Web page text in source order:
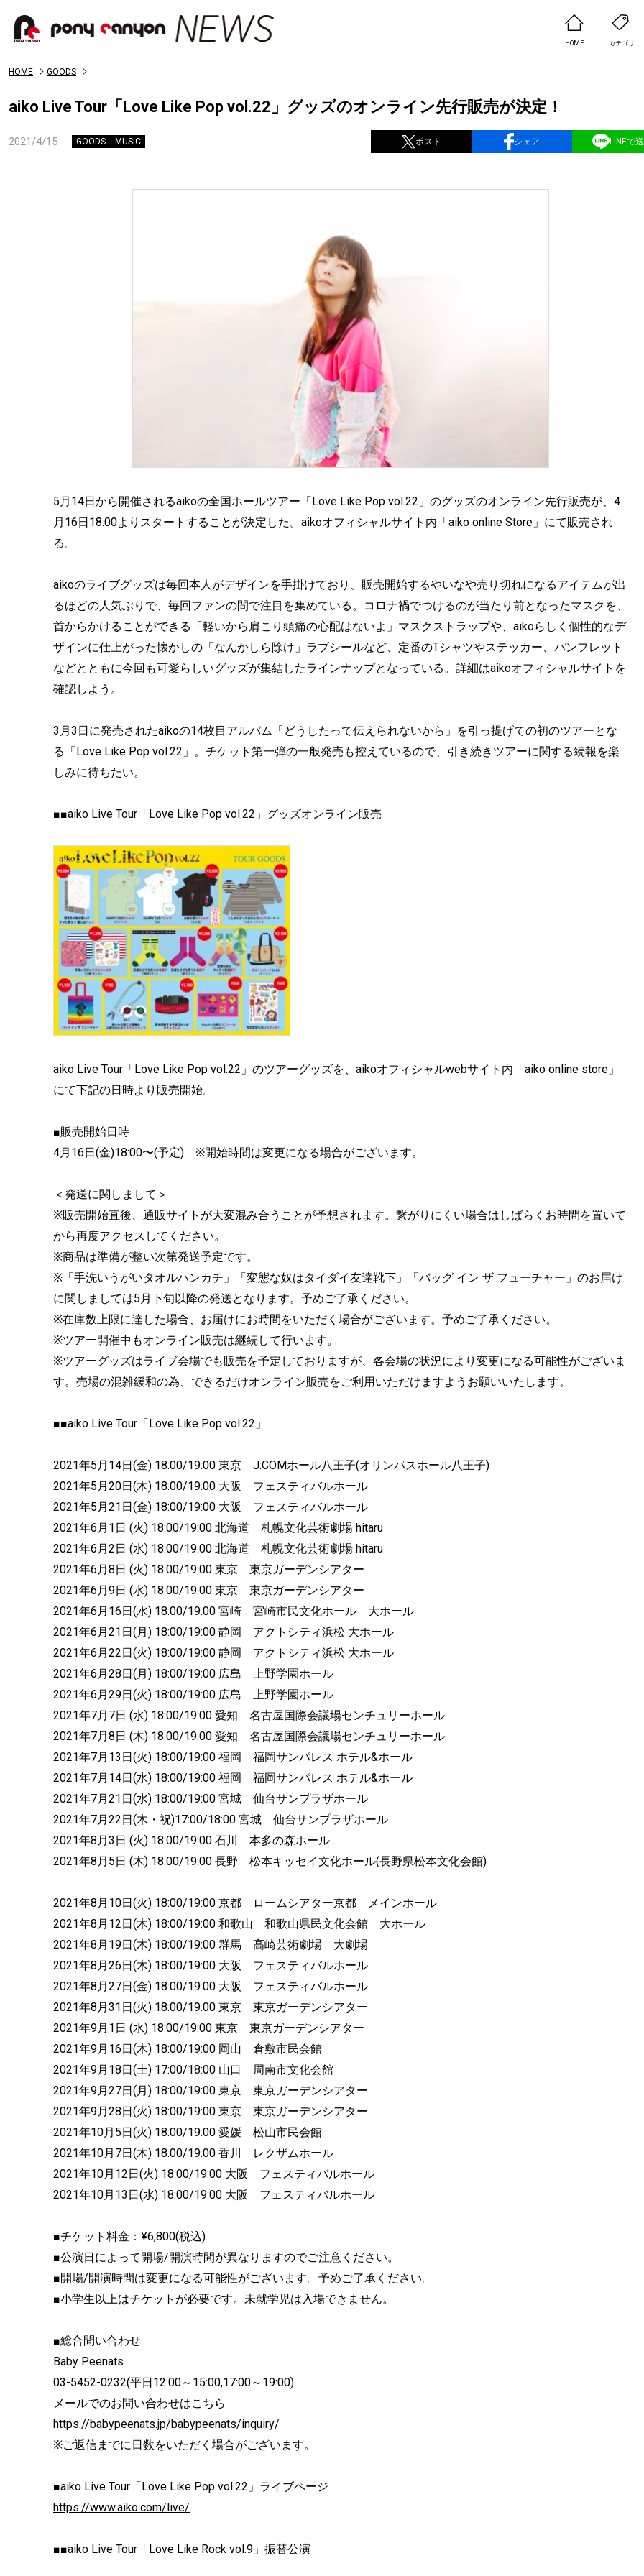
HOME カテゴリ
HOME GOODS
aiko Live Tour「Love Like Pop vol.22」グッズのオンライン先行販売が決定！
2021/4/15 GOODS MUSIC ポスト シェア LINEで
5月14日から開催されるaikoの全国ホールツアー「Love Like Pop vol.22」のグッズのオンライン先行販売が、4
月16日18:00よりスタートすることが決定した。aikoオフィシャルサイト内「aiko online Store」にて販売され
る。
aikoのライブグッズは毎回本人がデザインを手掛けており、販売開始するやいなや売り切れになるアイテムが出
るほどの人気ぶりで、毎回ファンの間で注目を集めている。コロナ禍でつけるのが当たり前となったマスクを、
首からかけることができる「軽いから肩こり頭痛の心配はないよ」マスクストラップや、aikoらしく個性的なデ
ザインに仕上がった懐かしの「なんかしら除け」ラブシールなど、定番のTシャツやステッカー、パンフレット
などとともに今回も可愛らしいグッズが集結したラインナップとなっている。詳細はaikoオフィシャルサイトを
確認しよう。
3月3日に発売されたaikoの14枚目アルバム「どうしたって伝えられないから」を引っ提げての初のツアーとな
る「Love Like Pop vol.22」。チケット第一弾の一般発売も控えているので、引き続きツアーに関する続報を楽
しみに待ちたい。
■■aiko Live Tour「Love Like Pop vol.22」グッズオンライン販売
aiko Live Tour「Love Like Pop vol.22」のツアーグッズを、aikoオフィシャルwebサイト内「aiko online store」
にて下記の日時より販売開始。
■販売開始日時
4月16日(金)18:00〜(予定) ※開始時間は変更になる場合がございます。
＜発送に関しまして＞
※販売開始直後、通販サイトが大変混み合うことが予想されます。繋がりにくい場合はしばらくお時間を置いて
から再度アクセスしてください。
※商品は準備が整い次第発送予定です。
※「手洗いうがいタオルハンカチ」「変態な奴はタイダイ友達靴下」「バッグ イン ザ フューチャー」のお届け
に関しましては5月下旬以降の発送となります。予めご了承ください。
※在庫数上限に達した場合、お届けにお時間をいただく場合がございます。予めご了承ください。
※ツアー開催中もオンライン販売は継続して行います。
※ツアーグッズはライブ会場でも販売を予定しておりますが、各会場の状況により変更になる可能性がございま
す。売場の混雑緩和の為、できるだけオンライン販売をご利用いただけますようお願いいたします。
■■aiko Live Tour「Love Like Pop vol.22」
2021年5月14日(金) 18:00/19:00 東京 J:COMホール八王子(オリンパスホール八王子)
2021年5月20日(木) 18:00/19:00 大阪 フェスティバルホール
2021年5月21日(金) 18:00/19:00 大阪 フェスティバルホール
2021年6月1日 (火) 18:00/19:00 北海道 札幌文化芸術劇場 hitaru
2021年6月2日 (水) 18:00/19:00 北海道 札幌文化芸術劇場 hitaru
2021年6月8日 (火) 18:00/19:00 東京 東京ガーデンシアター
2021年6月9日 (水) 18:00/19:00 東京 東京ガーデンシアター
2021年6月16日(水) 18:00/19:00 宮崎 宮崎市民文化ホール 大ホール
2021年6月21日(月) 18:00/19:00 静岡 アクトシティ浜松 大ホール
2021年6月22日(火) 18:00/19:00 静岡 アクトシティ浜松 大ホール
2021年6月28日(月) 18:00/19:00 広島 上野学園ホール
2021年6月29日(火) 18:00/19:00 広島 上野学園ホール
2021年7月7日 (水) 18:00/19:00 愛知 名古屋国際会議場センチュリーホール
2021年7月8日 (木) 18:00/19:00 愛知 名古屋国際会議場センチュリーホール
2021年7月13日(火) 18:00/19:00 福岡 福岡サンパレス ホテル&ホール
2021年7月14日(水) 18:00/19:00 福岡 福岡サンパレス ホテル&ホール
2021年7月21日(水) 18:00/19:00 宮城 仙台サンプラザホール
2021年7月22日(木・祝)17:00/18:00 宮城 仙台サンプラザホール
2021年8月3日 (火) 18:00/19:00 石川 本多の森ホール
2021年8月5日 (木) 18:00/19:00 長野 松本キッセイ文化ホール(長野県松本文化会館)
2021年8月10日(火) 18:00/19:00 京都 ロームシアター京都 メインホール
2021年8月12日(木) 18:00/19:00 和歌山 和歌山県民文化会館 大ホール
2021年8月19日(木) 18:00/19:00 群馬 高崎芸術劇場 大劇場
2021年8月26日(木) 18:00/19:00 大阪 フェスティバルホール
2021年8月27日(金) 18:00/19:00 大阪 フェスティバルホール
2021年8月31日(火) 18:00/19:00 東京 東京ガーデンシアター
2021年9月1日 (水) 18:00/19:00 東京 東京ガーデンシアター
2021年9月16日(木) 18:00/19:00 岡山 倉敷市民会館
2021年9月18日(土) 17:00/18:00 山口 周南市文化会館
2021年9月27日(月) 18:00/19:00 東京 東京ガーデンシアター
2021年9月28日(火) 18:00/19:00 東京 東京ガーデンシアター
2021年10月5日(火) 18:00/19:00 愛媛 松山市民会館
2021年10月7日(木) 18:00/19:00 香川 レクザムホール
2021年10月12日(火) 18:00/19:00 大阪 フェスティバルホール
2021年10月13日(水) 18:00/19:00 大阪 フェスティバルホール
■チケット料金：¥6,800(税込)
■公演日によって開場/開演時間が異なりますのでご注意ください。
■開場/開演時間は変更になる可能性がございます。予めご了承ください。
■小学生以上はチケットが必要です。未就学児は入場できません。
■総合問い合わせ
Baby Peenats
03-5452-0232(平日12:00～15:00,17:00～19:00)
メールでのお問い合わせはこちら
https://babypeenats.jp/babypeenats/inquiry/
※ご返信までに日数をいただく場合がございます。
■aiko Live Tour「Love Like Pop vol.22」ライブページ
https://www.aiko.com/live/
■■aiko Live Tour「Love Like Rock vol.9」振替公演